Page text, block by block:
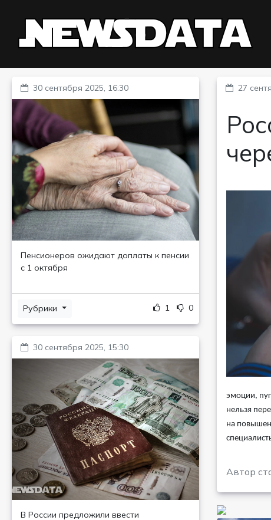
30 сентября 2025, 16:30
Пенсионеров ожидают доплаты к пенсии
с 1 октября
Рубрики 1 0
30 сентября 2025, 15:30
В России предложили ввести
27
эмоции,
нельзя
на
Автор